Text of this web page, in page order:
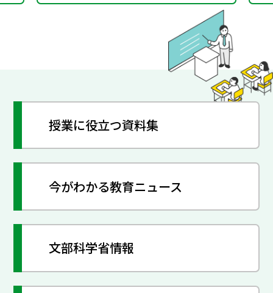
授業に役立つ資料集
今がわかる教育ニュース
文部科学省情報